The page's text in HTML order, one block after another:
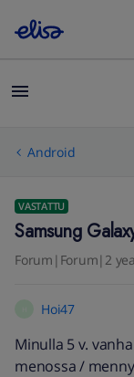
Android
VASTATTU
Samsung
Forum|Forum|2
Hoi47
Minulla 5 v.
menossa /